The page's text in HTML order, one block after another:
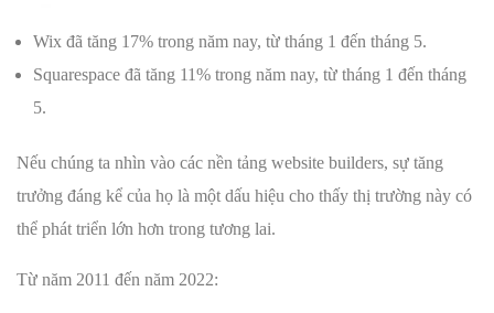
Wix đã tăng 17% trong năm nay, từ tháng 1 đến tháng 5.
Squarespace đã tăng 11% trong năm nay, từ tháng 1 đến tháng
5.
Nếu chúng ta nhìn vào các nền tảng website builders, sự tăng
trưởng đáng kể của họ là một dấu hiệu cho thấy thị trường này có
thể phát triển lớn hơn trong tương lai.
Từ năm 2011 đến năm 2022: